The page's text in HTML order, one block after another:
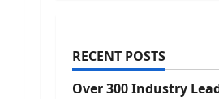
RECENT POSTS
Over 300 Industry